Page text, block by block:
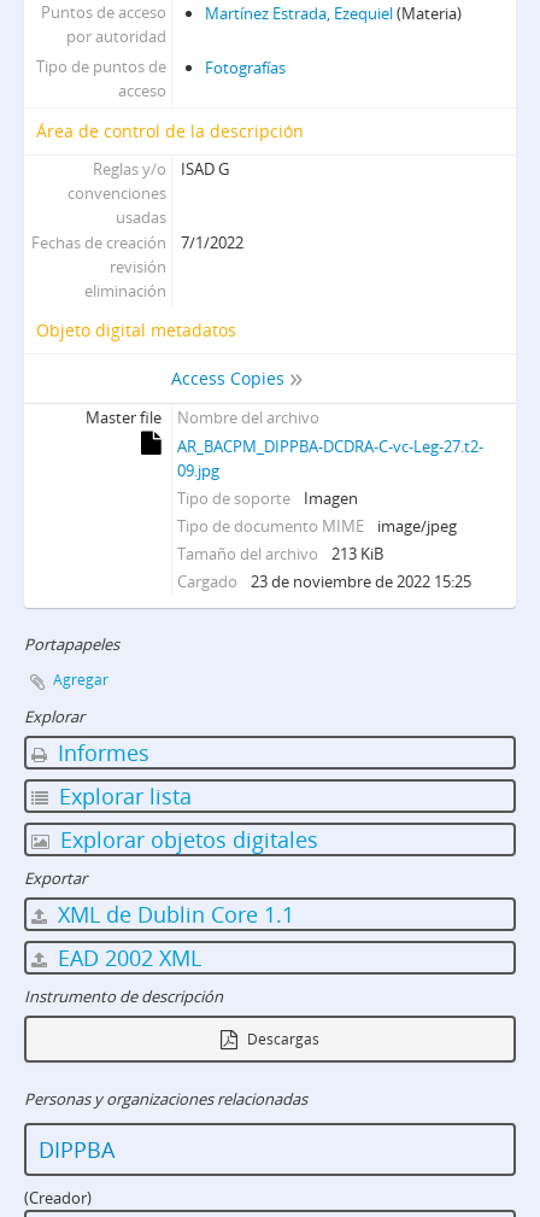
Puntos de acceso
por autoridad
Martínez Estrada, Ezequiel(Materia)
Tipo de puntos de
acceso
Fotografías
Área de control de la descripción
Reglas y/o
convenciones
usadas
ISAD G
Fechas de creación
revisión
eliminación
7/1/2022
Objeto digital metadatos
Access Copies
Master file
Nombre del archivo
AR_BACPM_DIPPBA-DCDRA-C-vc-Leg-27.t2-
09.jpg
Tipo de soporte
Imagen
Tipo de documento MIME
image/jpeg
Tamaño del archivo
213 KiB
Cargado
23 de noviembre de 2022 15:25
Portapapeles
Agregar
Explorar
Informes
Explorar lista
Explorar objetos digitales
Exportar
XML de Dublin Core 1.1
EAD 2002 XML
Instrumento de descripción
Descargas
Personas y organizaciones relacionadas
DIPPBA
(Creador)